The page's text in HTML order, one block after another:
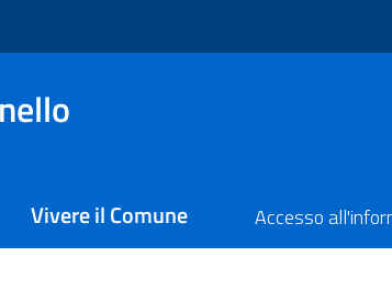
Vivere il Comune Accesso